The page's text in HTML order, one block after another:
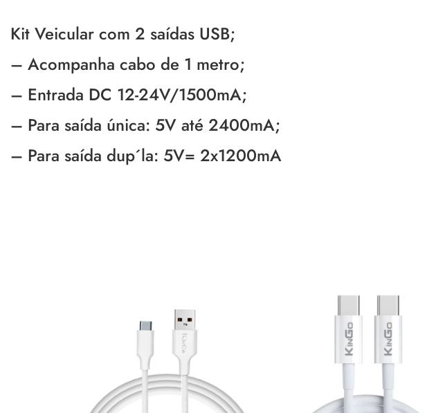
Kit Veicular com 2 saídas USB;
– Acompanha cabo de 1 metro;
– Entrada DC 12-24V/1500mA;
– Para saída única: 5V até 2400mA;
– Para saída dup´la: 5V= 2x1200mA